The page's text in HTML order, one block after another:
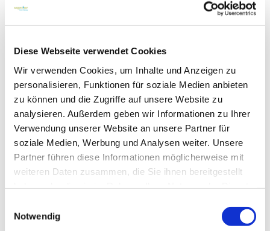
Diese Webseite verwendet Cookies
Wir verwenden Cookies, um Inhalte und Anzeigen zu
personalisieren, Funktionen für soziale Medien anbieten
zu können und die Zugriffe auf unsere Website zu
analysieren. Außerdem geben wir Informationen zu Ihrer
Verwendung unserer Website an unsere Partner für
soziale Medien, Werbung und Analysen weiter. Unsere
Partner führen diese Informationen möglicherweise mit
weiteren Daten zusammen, die Sie ihnen bereitgestellt
Notwendig
Bau- und Möbelholz aus ökologischer
Lohntrocknung
NaturEnergie Fläming eG
Die Genossenschaft hat es sich zur
Aufgabe gemacht, im Fläming Strom
und Wärme nachhaltig zu produzieren.
Mehr lesen
HappyNest - Permakultur-und
Kunstgarten Bad Belzig
HappyNest - Permakultur-und
Seminare zu Permakultur und Kunst